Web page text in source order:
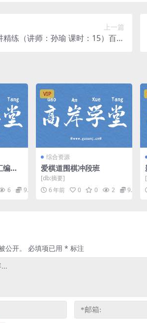
上一篇
精练（讲师：孙瑜 课时：15）百度
编
百
6 9.9
VIP
综合资源
爱棋道围棋冲段班
[db:摘要]
6 年前
0 0 2 9.9
公开。 必填项已用 * 标注